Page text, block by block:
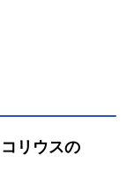
リウスの